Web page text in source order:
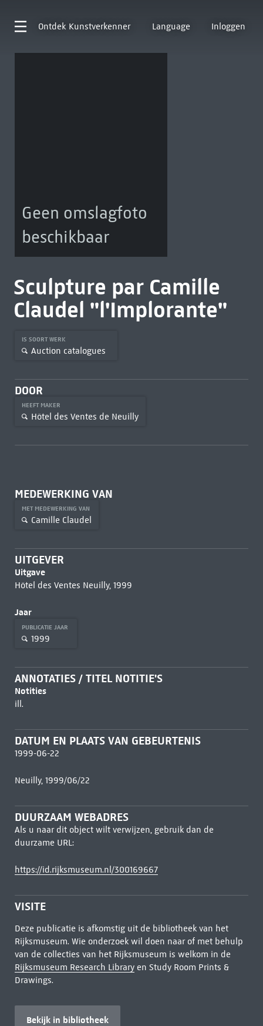
Ontdek Kunstverkenner Language Inloggen
Geen omslagfoto
beschikbaar
Sculpture par Camille
Claudel "l'Implorante"
IS SOORT WERK
Auction catalogues
DOOR
HEEFT MAKER
Hôtel des Ventes de Neuilly
MEDEWERKING VAN
MET MEDEWERKING VAN
Camille Claudel
UITGEVER
Uitgave
Hôtel des Ventes Neuilly, 1999
Jaar
PUBLICATIE JAAR
1999
ANNOTATIES / TITEL NOTITIE'S
Notities
ill.
DATUM EN PLAATS VAN GEBEURTENIS
1999-06-22
Neuilly, 1999/06/22
DUURZAAM WEBADRES
Als u naar dit object wilt verwijzen, gebruik dan de
duurzame URL:
https://id.rijksmuseum.nl/300169667
VISITE
Deze publicatie is afkomstig uit de bibliotheek van het
Rijksmuseum. Wie onderzoek wil doen naar of met behulp
van de collecties van het Rijksmuseum is welkom in de
Rijksmuseum Research Libraryen Study Room Prints &
Drawings.
Bekijk in bibliotheek